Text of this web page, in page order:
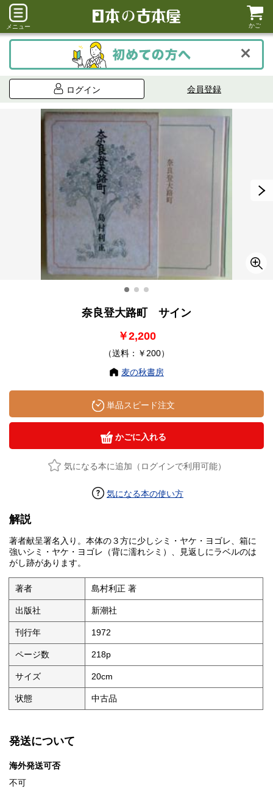
メニュー かご
ログイン 会員登録
奈良登大路町 サイン
￥2,200
（送料：￥200）
麦の秋書房
単品スピード注文
かごに入れる
気になる本に追加（ログインで利用可能）
気になる本の使い方
解説
著者献呈署名入り。本体の３方に少しシミ・ヤケ・ヨゴレ、箱に
強いシミ・ヤケ・ヨゴレ（背に濡れシミ）、見返しにラベルのは
がし跡があります。
著者 島村利正 著
出版社 新潮社
刊行年 1972
ページ数 218p
サイズ 20cm
状態 中古品
発送について
海外発送可否
不可